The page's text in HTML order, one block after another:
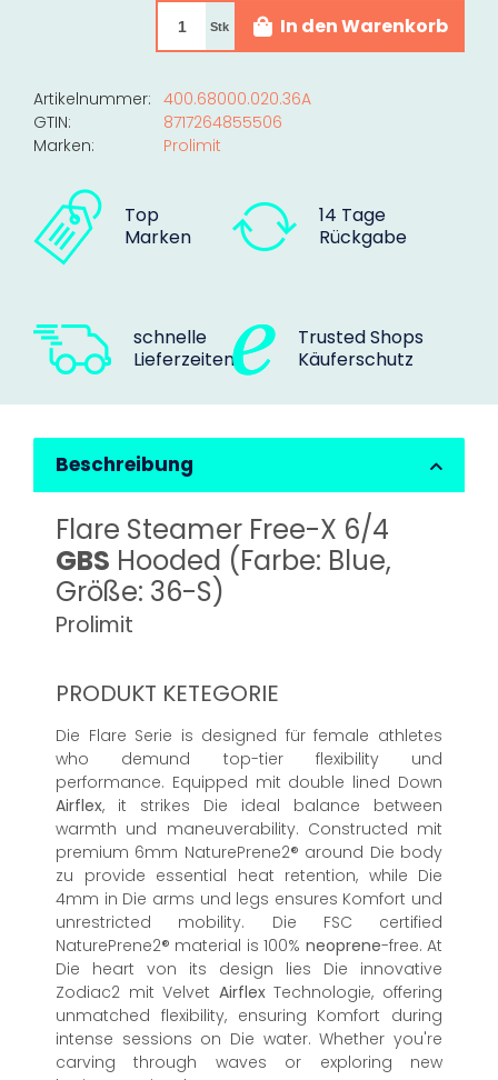
Stk In den Warenkorb
Artikelnummer: 400.68000.020.36A
GTIN:
8717264855506
Marken:
Prolimit
Top
Marken
14 Tage
Rückgabe
schnelle
Lieferzeiten
Trusted Shops
Käuferschutz
Beschreibung
Flare Steamer Free-X 6/4
GBS Hooded (Farbe: Blue,
Größe: 36-S)
Prolimit
PRODUKT KETEGORIE
Die Flare Serie is designed für female athletes
who demund top-tier flexibility und
performance. Equipped mit double lined Down
Airflex, it strikes Die ideal balance between
warmth und maneuverability. Constructed mit
premium 6mm NaturePrene2® around Die body
zu provide essential heat retention, while Die
4mm in Die arms und legs ensures Komfort und
unrestricted mobility. Die FSC certified
NaturePrene2® material is 100% neoprene-free. At
Die heart von its design lies Die innovative
Zodiac2 mit Velvet AirflexTechnologie, offering
unmatched flexibility, ensuring Komfort during
intense sessions on Die water. Whether you're
carving through waves or exploring new